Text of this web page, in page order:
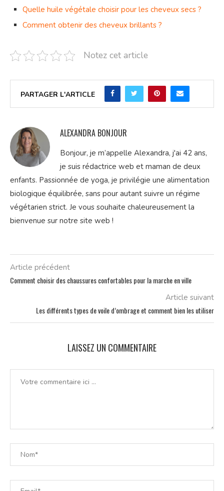
Quelle huile végétale choisir pour les cheveux secs ?
Comment obtenir des cheveux brillants ?
Notez cet article
PARTAGER L'ARTICLE
ALEXANDRA BONJOUR
Bonjour, je m’appelle Alexandra, j'ai 42 ans,
je suis rédactrice web et maman de deux
enfants. Passionnée de yoga, je privilégie une alimentation
biologique équilibrée, sans pour autant suivre un régime
végétarien strict. Je vous souhaite chaleureusement la
bienvenue sur notre site web !
Article précédent
Comment choisir des chaussures confortables pour la marche en ville
Article suivant
Les différents types de voile d’ombrage et comment bien les utiliser
LAISSEZ UN COMMENTAIRE